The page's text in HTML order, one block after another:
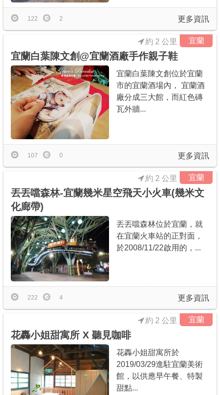
更多資訊
122 2
宜蘭
宜蘭白葉陳文創@宜蘭酒廠手作親子鞋
約 2 公里
宜蘭白葉陳文創位於宜蘭
市的宜蘭酒場內， 宜蘭酒
廠分成三大館，而紅色磚
瓦外牆...
更多資訊
107 0
宜蘭
丟丟噹森林-宜蘭幾米星空飛天小火車(幾米文
化廊帶)
約 2 公里
丟丟噹森林位於宜蘭，就
在宜蘭火車站的正對面，
於2008/11/22啟用的，...
更多資訊
222 4
宜蘭
花轟小姐甜寓所 X 聽見咖啡
約 2 公里
花轟小姐甜寓所於
2019/03/29進駐宜蘭美術
館，以供應早午餐、特製
甜點...